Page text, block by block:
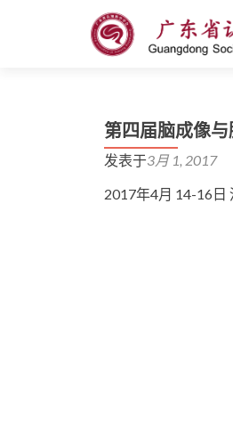
第四届脑成像与
发表于3月 1, 2017
2017年4月 14-16日